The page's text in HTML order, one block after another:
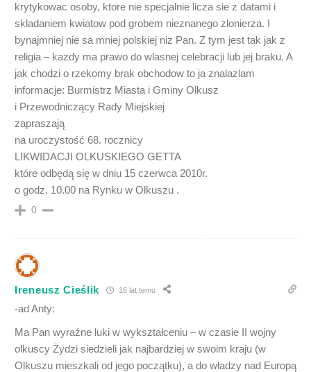
krytykowac osoby, ktore nie specjalnie licza sie z datami i
skladaniem kwiatow pod grobem nieznanego zlonierza. I
bynajmniej nie sa mniej polskiej niz Pan. Z tym jest tak jak z
religia – kazdy ma prawo do wlasnej celebracji lub jej braku. A
jak chodzi o rzekomy brak obchodow to ja znalazlam
informacje: Burmistrz Miasta i Gminy Olkusz
i Przewodniczący Rady Miejskiej
zapraszają
na uroczystość 68. rocznicy
LIKWIDACJI OLKUSKIEGO GETTA
które odbędą się w dniu 15 czerwca 2010r.
o godz. 10.00 na Rynku w Olkuszu .
0
Ireneusz Cieślik 16 lat temu
-ad Anty:
Ma Pan wyraźne luki w wykształceniu – w czasie II wojny
olkuscy Żydzi siedzieli jak najbardziej w swoim kraju (w
Olkuszu mieszkali od jego początku), a do władzy nad Europą